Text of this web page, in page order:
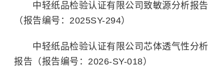
中轻纸品检验认证有限公司致敏源分析报告
（报告编号：2025SY-294）
中轻纸品检验认证有限公司芯体透气性分析
报告（报告编号：2026-SY-018）